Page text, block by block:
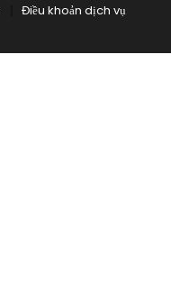
Điều khoản dịch vụ